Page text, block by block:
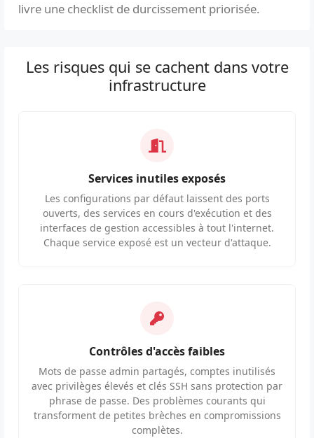
livre une checklist de durcissement priorisée.
Les risques qui se cachent dans votre
infrastructure
Services inutiles exposés
Les configurations par défaut laissent des ports
ouverts, des services en cours d'exécution et des
interfaces de gestion accessibles à tout l'internet.
Chaque service exposé est un vecteur d'attaque.
Contrôles d'accès faibles
Mots de passe admin partagés, comptes inutilisés
avec privilèges élevés et clés SSH sans protection par
phrase de passe. Des problèmes courants qui
transforment de petites brèches en compromissions
complètes.